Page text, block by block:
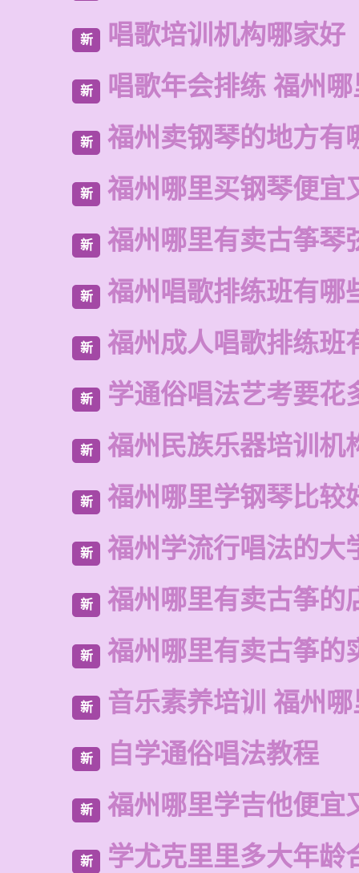
新 唱歌培训机构哪家好
新 唱歌年会排练 福州
新 福州卖钢琴的地方有
新 福州哪里买钢琴便宜
新 福州哪里有卖古筝琴
新 福州唱歌排练班有哪
新 福州成人唱歌排练班
新 学通俗唱法艺考要花
新 福州民族乐器培训机
新 福州哪里学钢琴比较
新 福州学流行唱法的大
新 福州哪里有卖古筝的
新 福州哪里有卖古筝的
新 音乐素养培训 福州
新 自学通俗唱法教程
新 福州哪里学吉他便宜
新 学尤克里里多大年龄